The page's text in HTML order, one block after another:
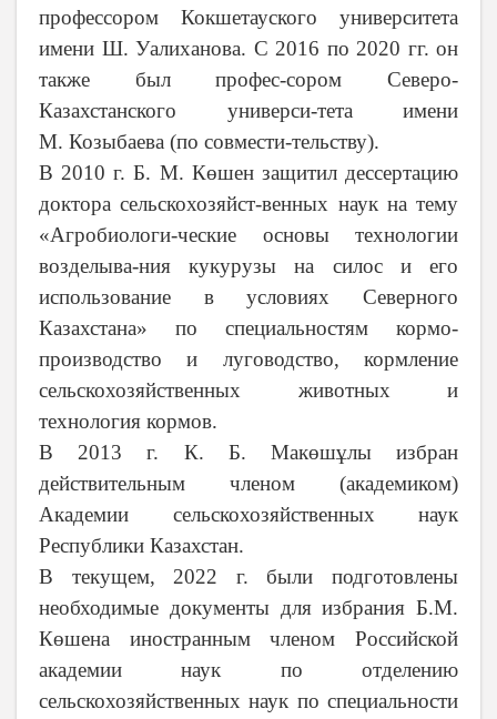
профессором Кокшетауского университета
имени Ш. Уалиханова. С 2016 по 2020 гг. он
также был профес-сором Северо-
Казахстанского универси-тета имени
М. Козыбаева (по совмести-тельству).
В 2010 г. Б. М. Көшен защитил дессертацию
доктора сельскохозяйст-венных наук на тему
«Агробиологи-ческие основы технологии
возделыва-ния кукурузы на силос и его
использование в условиях Северного
Казахстана» по специальностям кормо-
производство и луговодство, кормление
сельскохозяйственных животных и
технология кормов.
В 2013 г. К. Б. Макөшұлы избран
действительным членом (академиком)
Академии сельскохозяйственных наук
Республики Казахстан.
В текущем, 2022 г. были подготовлены
необходимые документы для избрания Б.М.
Көшена иностранным членом Российской
академии наук по отделению
сельскохозяйственных наук по специальности